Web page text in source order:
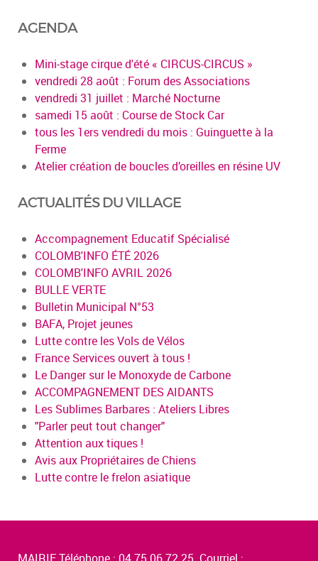
AGENDA
Mini-stage cirque d'été « CIRCUS-CIRCUS »
vendredi 28 août : Forum des Associations
vendredi 31 juillet : Marché Nocturne
samedi 15 août : Course de Stock Car
tous les 1ers vendredi du mois : Guinguette à la
Ferme
Atelier création de boucles d’oreilles en résine UV
ACTUALITÉS DU VILLAGE
Accompagnement Educatif Spécialisé
COLOMB'INFO ÉTÉ 2026
COLOMB'INFO AVRIL 2026
BULLE VERTE
Bulletin Municipal N°53
BAFA, Projet jeunes
Lutte contre les Vols de Vélos
France Services ouvert à tous !
Le Danger sur le Monoxyde de Carbone
ACCOMPAGNEMENT DES AIDANTS
Les Sublimes Barbares : Ateliers Libres
"Parler peut tout changer"
Attention aux tiques !
Avis aux Propriétaires de Chiens
Lutte contre le frelon asiatique